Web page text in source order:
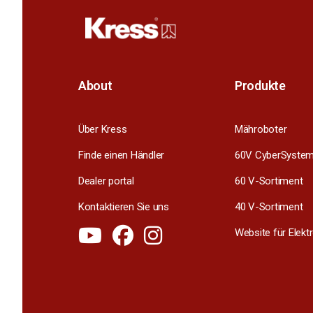
About
Über Kress
Finde einen Händler
Dealer portal
Kontaktieren Sie uns
Produkte
Mähroboter
60V CyberSystem
60 V-Sortiment
40 V-Sortiment
Website für